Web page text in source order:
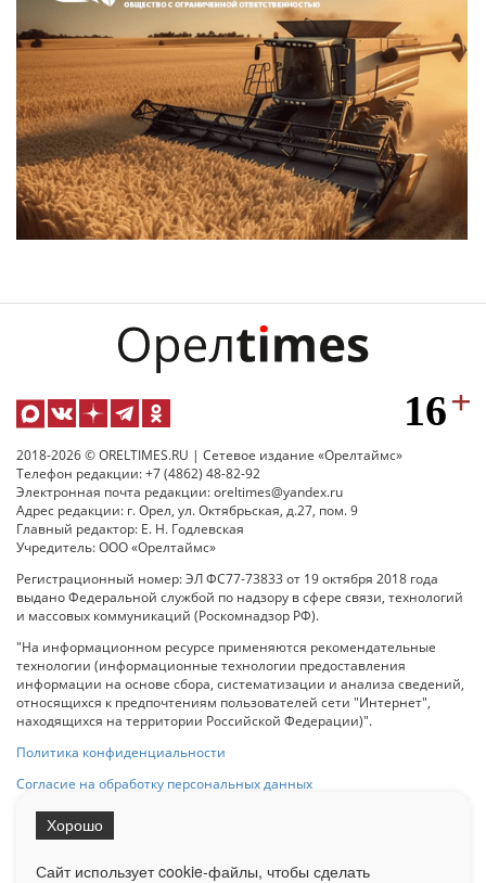
2018-2026 © ORELTIMES.RU | Сетевое издание «Орелтаймс»
Телефон редакции: +7 (4862) 48-82-92
Электронная почта редакции: oreltimes@yandex.ru
Адрес редакции: г. Орел, ул. Октябрьская, д.27, пом. 9
Главный редактор: Е. Н. Годлевская
Учредитель: ООО «Орелтаймс»
Регистрационный номер: ЭЛ ФС77-73833 от 19 октября 2018 года
выдано Федеральной службой по надзору в сфере связи, технологий
и массовых коммуникаций (Роскомнадзор РФ).
"На информационном ресурсе применяются рекомендательные
технологии (информационные технологии предоставления
информации на основе сбора, систематизации и анализа сведений,
относящихся к предпочтениям пользователей сети "Интернет",
находящихся на территории Российской Федерации)".
Политика конфиденциальности
Согласие на обработку персональных данных
на Сетевое издание «ОрелТаймс» обязательна.
Сайт использует cookie-файлы, чтобы сделать
Хорошо